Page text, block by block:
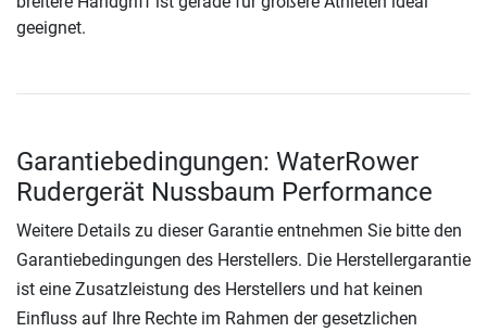
geeignet.
Garantiebedingungen: WaterRower
Rudergerät Nussbaum Performance
Weitere Details zu dieser Garantie entnehmen Sie bitte den
Garantiebedingungen des Herstellers. Die Herstellergarantie
ist eine Zusatzleistung des Herstellers und hat keinen
Einfluss auf Ihre Rechte im Rahmen der gesetzlichen